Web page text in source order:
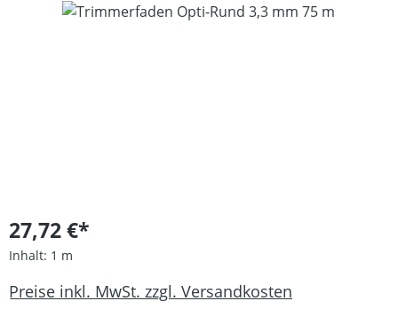
Bildergalerie überspringen
27,72 €*
Inhalt: 1 m
Preise inkl. MwSt. zzgl. Versandkosten